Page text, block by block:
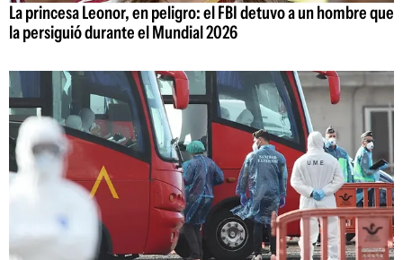
La princesa Leonor, en peligro: el FBI detuvo a un hombre que
la persiguió durante el Mundial 2026